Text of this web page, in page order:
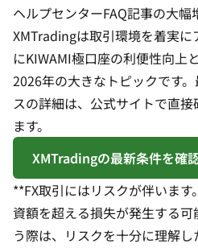
ヘルプセンターFAQ記事の大幅
XMTradingは取引環境を着実
にKIWAMI極口座の利便性向上
2026年の大きなトピックです
スの詳細は、公式サイトで直
ます。
XMTradingの最新条件を確
**FX取引にはリスクが伴いま
資額を超える損失が発生する
う際は、リスクを十分に理解